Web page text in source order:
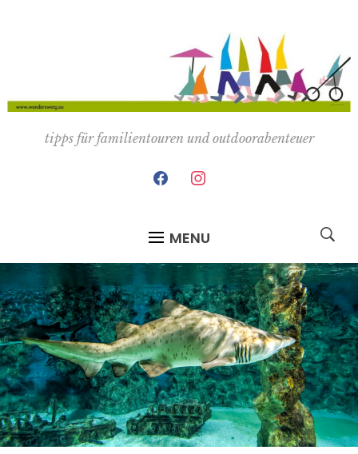
tipps für familientouren und outdoorabenteuer
facebookinstagram
MENU